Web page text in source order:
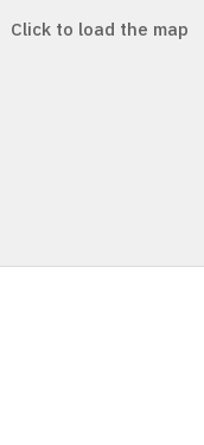
Click to load the map